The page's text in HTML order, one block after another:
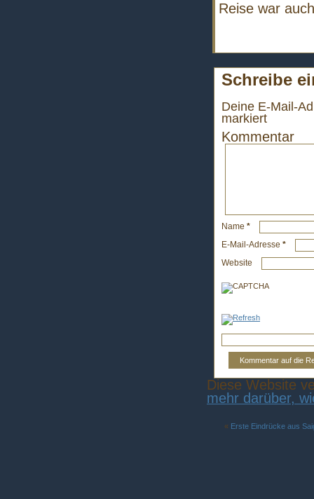
Reise war
Schreibe
Deine E-Mail-
markiert
Kommentar
Name *
E-Mail-Adresse *
Website
Diese Website
mehr darüber,
« Erste Eindrücke aus